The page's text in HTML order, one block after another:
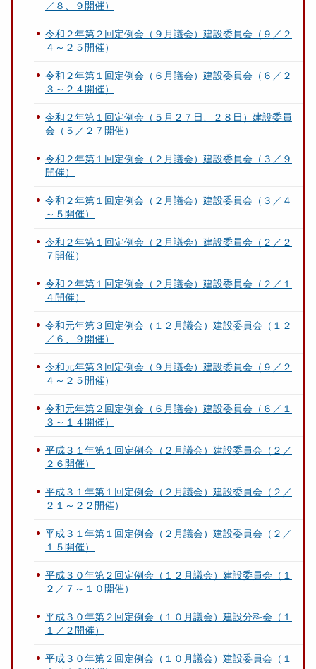
／８、９開催）
令和２年第２回定例会（９月議会）建設委員会（９／２
４～２５開催）
令和２年第１回定例会（６月議会）建設委員会（６／２
３～２４開催）
令和２年第１回定例会（５月２７日、２８日）建設委員
会（５／２７開催）
令和２年第１回定例会（２月議会）建設委員会（３／９
開催）
令和２年第１回定例会（２月議会）建設委員会（３／４
～５開催）
令和２年第１回定例会（２月議会）建設委員会（２／２
７開催）
令和２年第１回定例会（２月議会）建設委員会（２／１
４開催）
令和元年第３回定例会（１２月議会）建設委員会（１２
／６、９開催）
令和元年第３回定例会（９月議会）建設委員会（９／２
４～２５開催）
令和元年第２回定例会（６月議会）建設委員会（６／１
３～１４開催）
平成３１年第１回定例会（２月議会）建設委員会（２／
２６開催）
平成３１年第１回定例会（２月議会）建設委員会（２／
２１～２２開催）
平成３１年第１回定例会（２月議会）建設委員会（２／
１５開催）
平成３０年第２回定例会（１２月議会）建設委員会（１
２／７～１０開催）
平成３０年第２回定例会（１０月議会）建設分科会（１
１／２開催）
平成３０年第２回定例会（１０月議会）建設委員会（１